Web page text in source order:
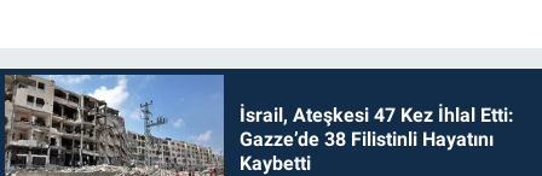
İsrail, Ateşkesi 47 Kez İhlal Etti:
Gazze’de 38 Filistinli Hayatını
Kaybetti